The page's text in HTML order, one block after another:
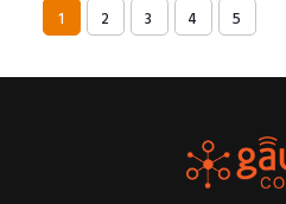
1 2 3 4 5